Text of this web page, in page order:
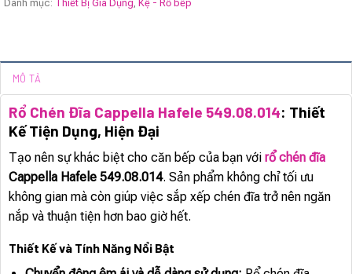
Danh mục: Thiết Bị Gia Dụng Kệ - Rổ bếp
MÔ TẢ
Rổ Chén Đĩa Cappella Hafele 549.08.014: Thiết
Kế Tiện Dụng, Hiện Đại
Tạo nên sự khác biệt cho căn bếp của bạn với rổ chén đĩa
Cappella Hafele 549.08.014. Sản phẩm không chỉ tối ưu
không gian mà còn giúp việc sắp xếp chén đĩa trở nên ngăn
nắp và thuận tiện hơn bao giờ hết.
Thiết Kế và Tính Năng Nổi Bật